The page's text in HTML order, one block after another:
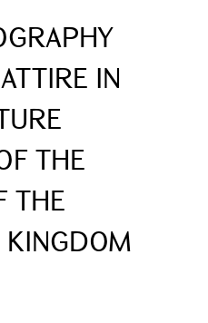
IN
THE
THE
KINGDOM